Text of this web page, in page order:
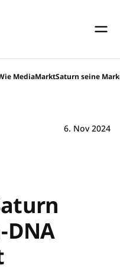
MediaMarktSaturn seine
6. Nov 2024
DNA